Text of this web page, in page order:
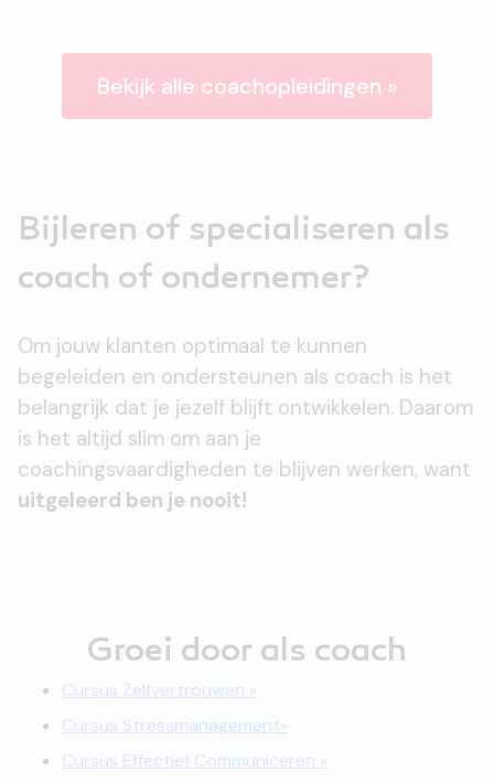
Bekijk alle coachopleidingen »
Bijleren of specialiseren als
coach of ondernemer?
Om jouw klanten optimaal te kunnen
begeleiden en ondersteunen als coach is het
belangrijk dat je jezelf blijft ontwikkelen. Daarom
is het altijd slim om aan je
coachingsvaardigheden te blijven werken, want
uitgeleerd ben je nooit!
Groei door als coach
Cursus Zelfvertrouwen »
Cursus Stressmanagement»
Cursus Effectief Communiceren »